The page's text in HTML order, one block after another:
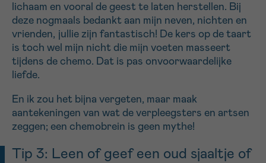
lichaam en vooral de geest te laten herstellen. Bij
deze nogmaals bedankt aan mijn neven, nichten en
vrienden, jullie zijn fantastisch! De kers op de taart
is toch wel mijn nicht die mijn voeten masseert
tijdens de chemo. Dat is pas onvoorwaardelijke
liefde.
En ik zou het bijna vergeten, maar maak
aantekeningen van wat de verpleegsters en artsen
zeggen; een chemobrein is geen mythe!
Tip 3: Leen of geef een oud sjaaltje of